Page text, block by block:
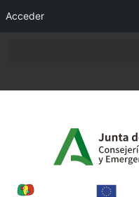
Acceder